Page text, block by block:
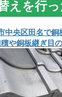
えを行
中央区田名で
や銅板継ぎ目